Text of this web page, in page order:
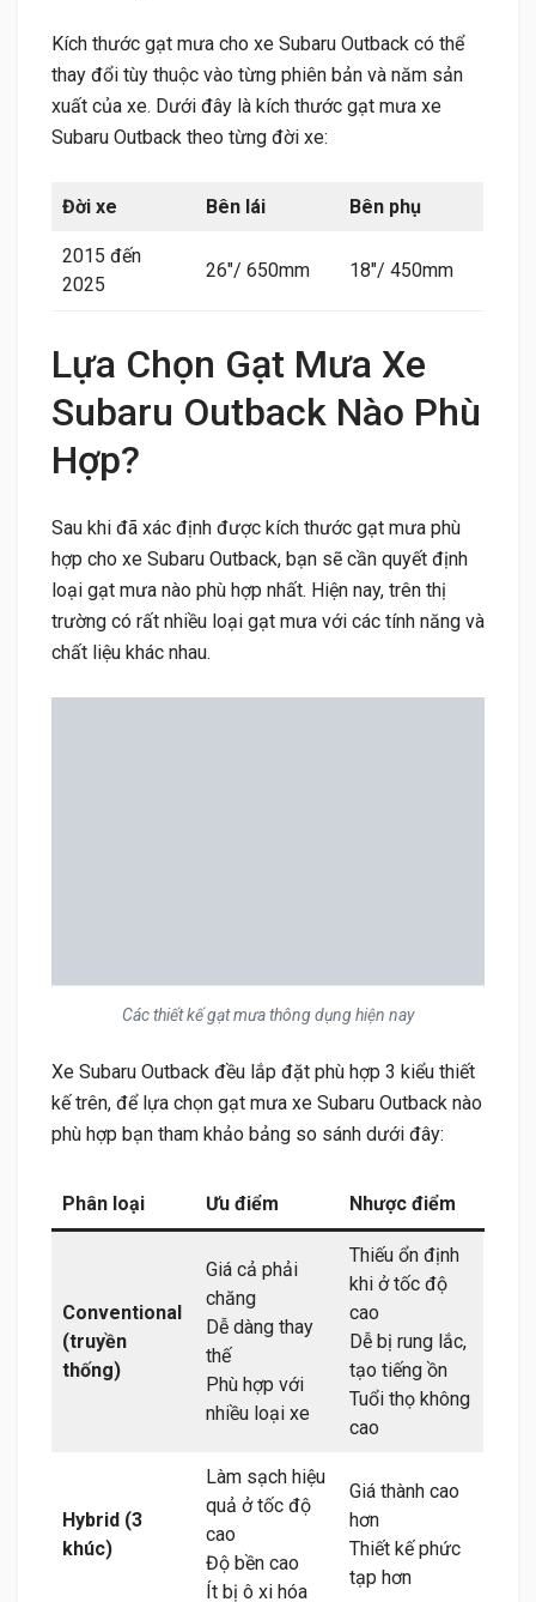
Kích thước gạt mưa cho xe Subaru Outback có thể
thay đổi tùy thuộc vào từng phiên bản và năm sản
xuất của xe. Dưới đây là kích thước gạt mưa xe
Subaru Outback theo từng đời xe:
Đời xe Bên lái Bên phụ
2015 đến
2025
26″/ 650mm 18″/ 450mm
Lựa Chọn Gạt Mưa Xe
Subaru Outback Nào Phù
Hợp?
Sau khi đã xác định được kích thước gạt mưa phù
hợp cho xe Subaru Outback, bạn sẽ cần quyết định
loại gạt mưa nào phù hợp nhất. Hiện nay, trên thị
trường có rất nhiều loại gạt mưa với các tính năng và
chất liệu khác nhau.
Các thiết kế gạt mưa thông dụng hiện nay
Xe Subaru Outback đều lắp đặt phù hợp 3 kiểu thiết
kế trên, để lựa chọn gạt mưa xe Subaru Outback nào
phù hợp bạn tham khảo bảng so sánh dưới đây:
Phân loại Ưu điểm Nhược điểm
Conventional
(truyền
thống)
Giá cả phải
chăng
Dễ dàng thay
thế
Phù hợp với
nhiều loại xe
Thiếu ổn định
khi ở tốc độ
cao
Dễ bị rung lắc,
tạo tiếng ồn
Tuổi thọ không
cao
Hybrid (3
khúc)
Làm sạch hiệu
quả ở tốc độ
cao
Độ bền cao
Ít bị ô xi hóa
Giá thành cao
hơn
Thiết kế phức
tạp hơn